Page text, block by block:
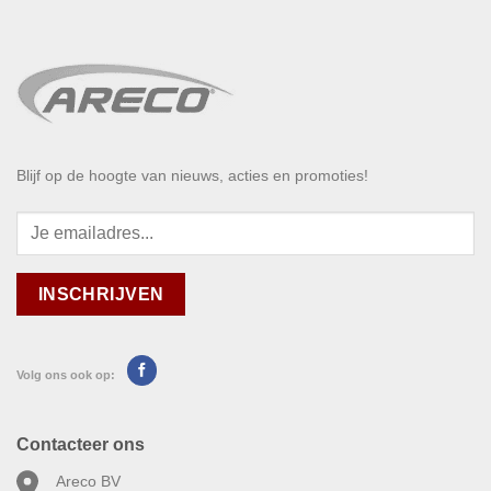
Blijf op de hoogte van nieuws, acties en promoties!
Volg ons ook op:
Contacteer ons
Areco BV